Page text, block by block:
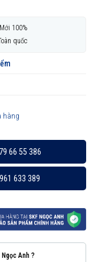
Mới 100%
quốc
hàng
66 55 386
633 389
Anh ?